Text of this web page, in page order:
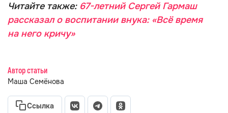
Читайте также: 67-летний Сергей Гармаш
рассказал о воспитании внука: «Всё время
на него кричу»
Автор статьи
Маша Семёнова
Ссылка